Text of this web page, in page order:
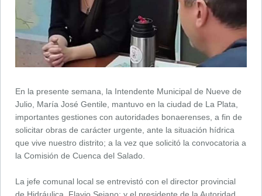
En la presente semana, la Intendente Municipal de Nueve de
Julio, María José Gentile, mantuvo en la ciudad de La Plata,
importantes gestiones con autoridades bonaerenses, a fin de
solicitar obras de carácter urgente, ante la situación hídrica
que vive nuestro distrito; a la vez que solicitó la convocatoria a
la Comisión de Cuenca del Salado.
La jefe comunal local se entrevistó con el director provincial